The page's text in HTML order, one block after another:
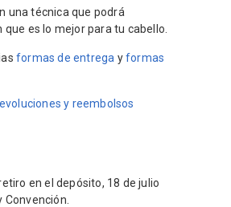
una técnica que podrá
es lo mejor para tu cabello.
formas de entrega yformas
y reembolsos
en el depósito, 18 de julio